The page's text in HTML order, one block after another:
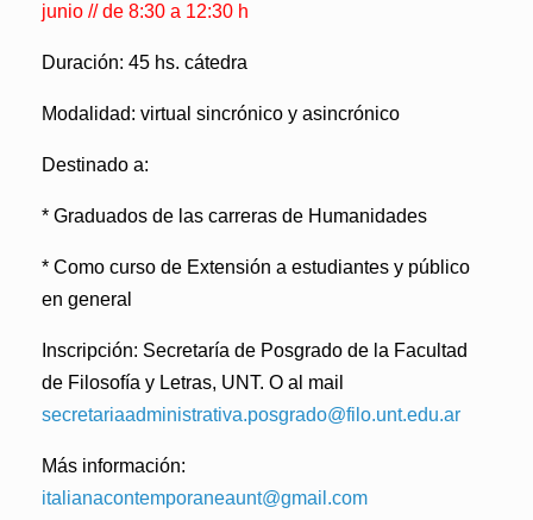
junio // de 8:30 a 12:30 h
Duración: 45 hs. cátedra
Modalidad: virtual sincrónico y asincrónico
Destinado a:
* Graduados de las carreras de Humanidades
* Como curso de Extensión a estudiantes y público
en general
Inscripción: Secretaría de Posgrado de la Facultad
de Filosofía y Letras, UNT. O al mail
secretariaadministrativa.posgrado@filo.unt.edu.ar
Más información:
italianacontemporaneaunt@gmail.com